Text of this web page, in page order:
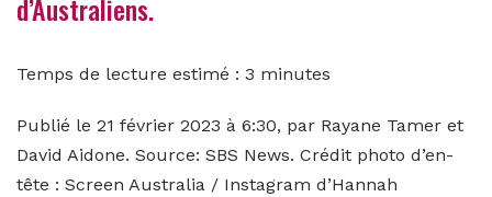
d’Australiens.
Temps de lecture estimé : 3 minutes
Publié le 21 février 2023 à 6:30, par Rayane Tamer et
David Aidone. Source: SBS News. Crédit photo d’en-
tête : Screen Australia / Instagram d’Hannah